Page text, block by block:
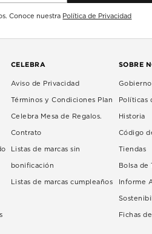
Conoce nuestra Política de Privacidad
CELEBRA
Aviso de Privacidad
Términos y Condiciones Plan
Celebra Mesa de Regalos.
Contrato
Listas de marcas sin
bonificación
Listas de marcas cumpleaños
SOBRE
Políticas
Historia
Código
Tiendas
Bolsa de
Informe
Fichas